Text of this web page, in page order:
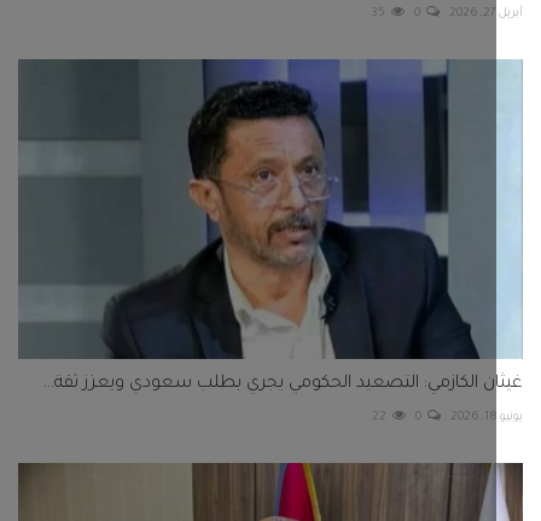
0
35
الكازمي: التصعيد الحكومي يجري بطلب سعودي ويعزز ثقة...
0
22